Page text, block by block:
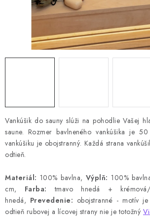
Vankúšik do sauny slúži na pohodlie Vašej
saune. Rozmer bavlneného vankúšika je
vankúšiku je obojstranný. Každá strana
odtieň.
Materiál: 100% bavlna, Výplň: 100%
cm, Farba:tmavo hnedá +
hnedá, Prevedenie: obojstranné - motív
odtieň rubovej a lícovej strany nie je totožný